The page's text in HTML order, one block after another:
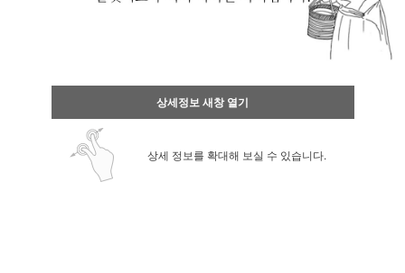
상세정보 새창 열기
상세 정보를 확대해 보실 수 있습니다.